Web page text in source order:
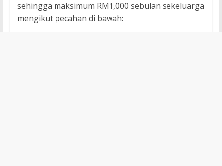
sehingga maksimum RM1,000 sebulan sekeluarga
mengikut pecahan di bawah: